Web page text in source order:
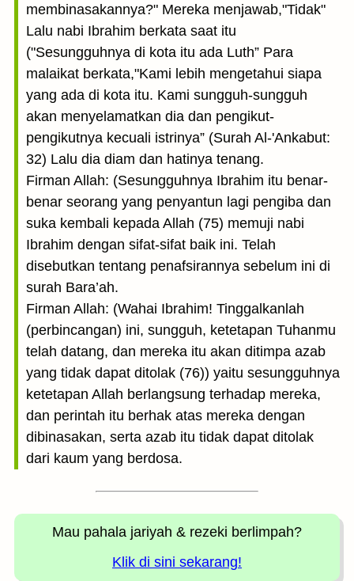
membinasakannya?" Mereka menjawab,"Tidak"
Lalu nabi Ibrahim berkata saat itu
("Sesungguhnya di kota itu ada Luth” Para
malaikat berkata,"Kami lebih mengetahui siapa
yang ada di kota itu. Kami sungguh-sungguh
akan menyelamatkan dia dan pengikut-
pengikutnya kecuali istrinya” (Surah Al-'Ankabut:
32) Lalu dia diam dan hatinya tenang.
Firman Allah: (Sesungguhnya Ibrahim itu benar-
benar seorang yang penyantun lagi pengiba dan
suka kembali kepada Allah (75) memuji nabi
Ibrahim dengan sifat-sifat baik ini. Telah
disebutkan tentang penafsirannya sebelum ini di
surah Bara’ah.
Firman Allah: (Wahai Ibrahim! Tinggalkanlah
(perbincangan) ini, sungguh, ketetapan Tuhanmu
telah datang, dan mereka itu akan ditimpa azab
yang tidak dapat ditolak (76)) yaitu sesungguhnya
ketetapan Allah berlangsung terhadap mereka,
dan perintah itu berhak atas mereka dengan
dibinasakan, serta azab itu tidak dapat ditolak
dari kaum yang berdosa.
Mau pahala jariyah & rezeki berlimpah?
Klik di sini sekarang!